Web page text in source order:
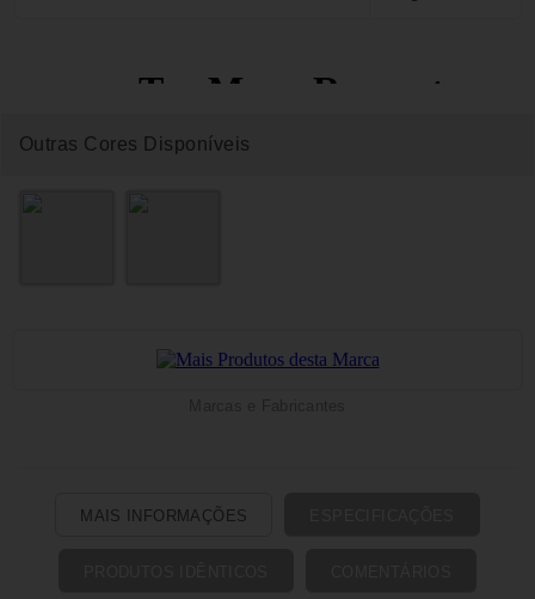
Outras Cores Disponíveis
MAIS INFORMAÇÕES